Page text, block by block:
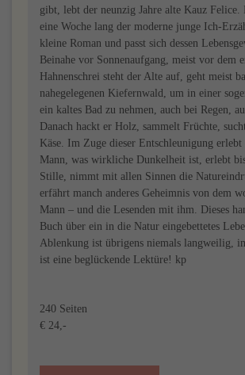
gibt, lebt der neunzig Jahre alte Kauz Felice.
eine Woche lang der moderne junge Ich-
kleine Roman und passt sich dessen
Beinahe vor Sonnenaufgang, meist vor dem
Hahnenschrei steht der Alte auf, geht meist
nahegelegenen Kiefernwald, um in einer
ein kaltes Bad zu nehmen, auch bei Regen,
Danach hackt er Holz, sammelt Früchte,
Käse. Im Zuge dieser Entschleunigung
Mann, was wirkliche Dunkelheit ist, erlebt
Stille, nimmt mit allen Sinnen die
erfährt manch anderes Geheimnis von dem
Mann – und die Lesenden mit ihm. Dieses
Buch über ein in die Natur eingebettetes
Ablenkung ist übrigens niemals langweilig,
ist eine beglückende Lektüre! kp
240 Seiten
€ 24,-